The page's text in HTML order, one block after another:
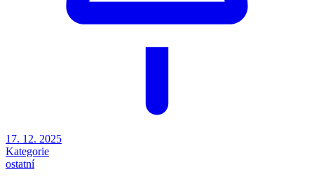
17. 12. 2025
Kategorie
ostatní